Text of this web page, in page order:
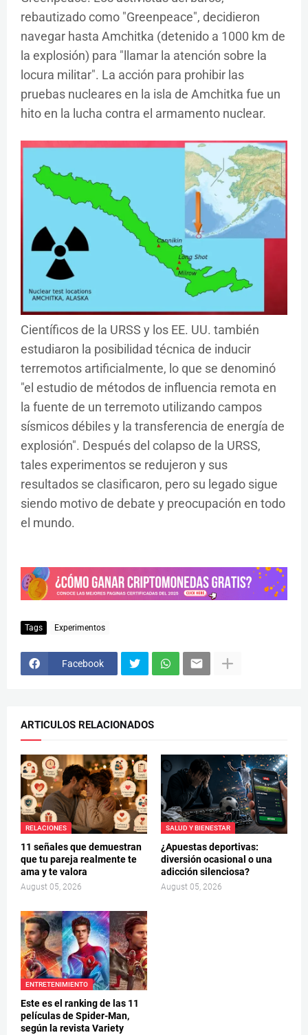
rebautizado como "Greenpeace", decidieron
navegar hasta Amchitka (detenido a 1000 km de
la explosión) para "llamar la atención sobre la
locura militar". La acción para prohibir las
pruebas nucleares en la isla de Amchitka fue un
hito en la lucha contra el armamento nuclear.
Científicos de la URSS y los EE. UU. también
estudiaron la posibilidad técnica de inducir
terremotos artificialmente, lo que se denominó
"el estudio de métodos de influencia remota en
la fuente de un terremoto utilizando campos
sísmicos débiles y la transferencia de energía de
explosión". Después del colapso de la URSS,
tales experimentos se redujeron y sus
resultados se clasificaron, pero su legado sigue
siendo motivo de debate y preocupación en todo
el mundo.
Tags Experimentos
Facebook
ARTICULOS RELACIONADOS
RELACIONES
11 señales que demuestran
que tu pareja realmente te
ama y te valora
August 05, 2026
SALUD Y BIENESTAR
¿Apuestas deportivas:
diversión ocasional o una
adicción silenciosa?
August 05, 2026
ENTRETENIMIENTO
Este es el ranking de las 11
películas de Spider-Man,
según la revista Variety